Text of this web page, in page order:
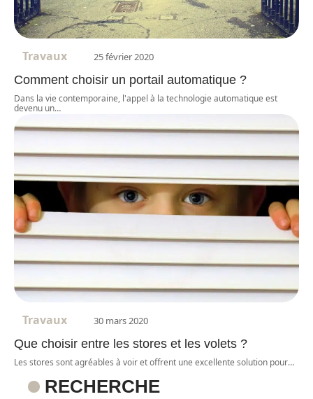
Travaux 25 février 2020
Comment choisir un portail automatique ?
Dans la vie contemporaine, l'appel à la technologie automatique est
devenu un…
Travaux 30 mars 2020
Que choisir entre les stores et les volets ?
Les stores sont agréables à voir et offrent une excellente solution pour…
RECHERCHE